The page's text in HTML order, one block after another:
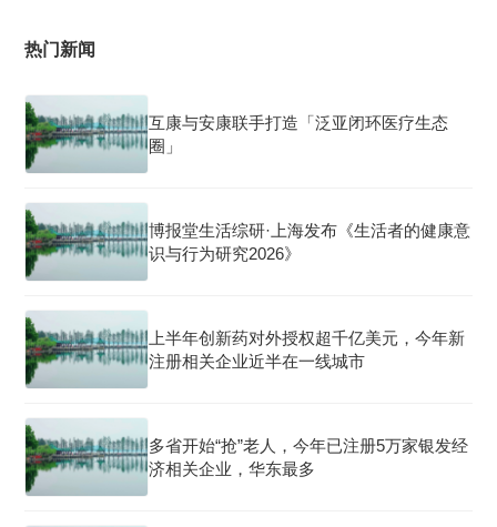
热门新闻
互康与安康联手打造「泛亚闭环医疗生态
圈」
博报堂生活综研·上海发布《生活者的健康意
识与行为研究2026》
上半年创新药对外授权超千亿美元，今年新
注册相关企业近半在一线城市
多省开始“抢”老人，今年已注册5万家银发经
济相关企业，华东最多